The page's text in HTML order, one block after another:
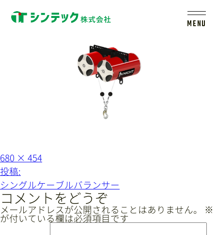
MENU
新着情報
採用情報
レールシステムについて
tandem
フ
ル
サ
イ
ズ
680 × 454
投
稿
ナ
ビ
ゲ
投稿:
シングルケーブルバランサー
コメントをどうぞ
メールアドレスが公開されることはありません。 ※
が付いている欄は必須項目です